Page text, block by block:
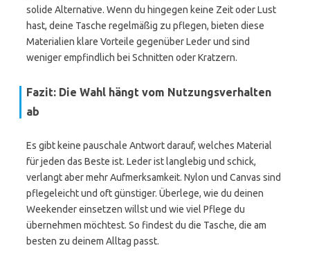
solide Alternative. Wenn du hingegen keine Zeit oder Lust
hast, deine Tasche regelmäßig zu pflegen, bieten diese
Materialien klare Vorteile gegenüber Leder und sind
weniger empfindlich bei Schnitten oder Kratzern.
Fazit: Die Wahl hängt vom Nutzungsverhalten
ab
Es gibt keine pauschale Antwort darauf, welches Material
für jeden das Beste ist. Leder ist langlebig und schick,
verlangt aber mehr Aufmerksamkeit. Nylon und Canvas sind
pflegeleicht und oft günstiger. Überlege, wie du deinen
Weekender einsetzen willst und wie viel Pflege du
übernehmen möchtest. So findest du die Tasche, die am
besten zu deinem Alltag passt.